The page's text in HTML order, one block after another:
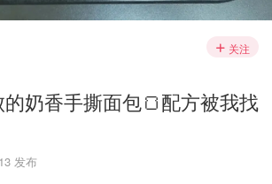
关注
奶香手撕面包🍞配方被我找
发布